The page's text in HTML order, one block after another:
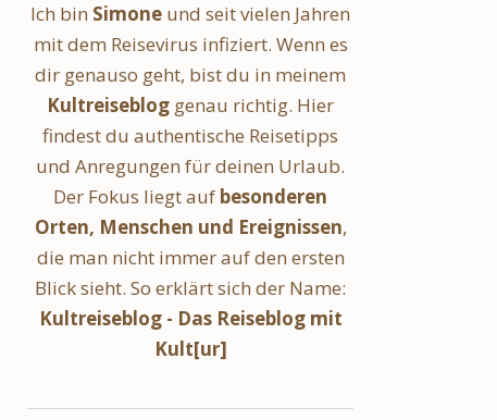
Ich bin Simone und seit vielen Jahren
mit dem Reisevirus infiziert. Wenn es
dir genauso geht, bist du in meinem
Kultreiseblog genau richtig. Hier
findest du authentische Reisetipps
und Anregungen für deinen Urlaub.
Der Fokus liegt auf besonderen
Orten, Menschen und Ereignissen,
die man nicht immer auf den ersten
Blick sieht. So erklärt sich der Name:
Kultreiseblog - Das Reiseblog mit
Kult[ur]